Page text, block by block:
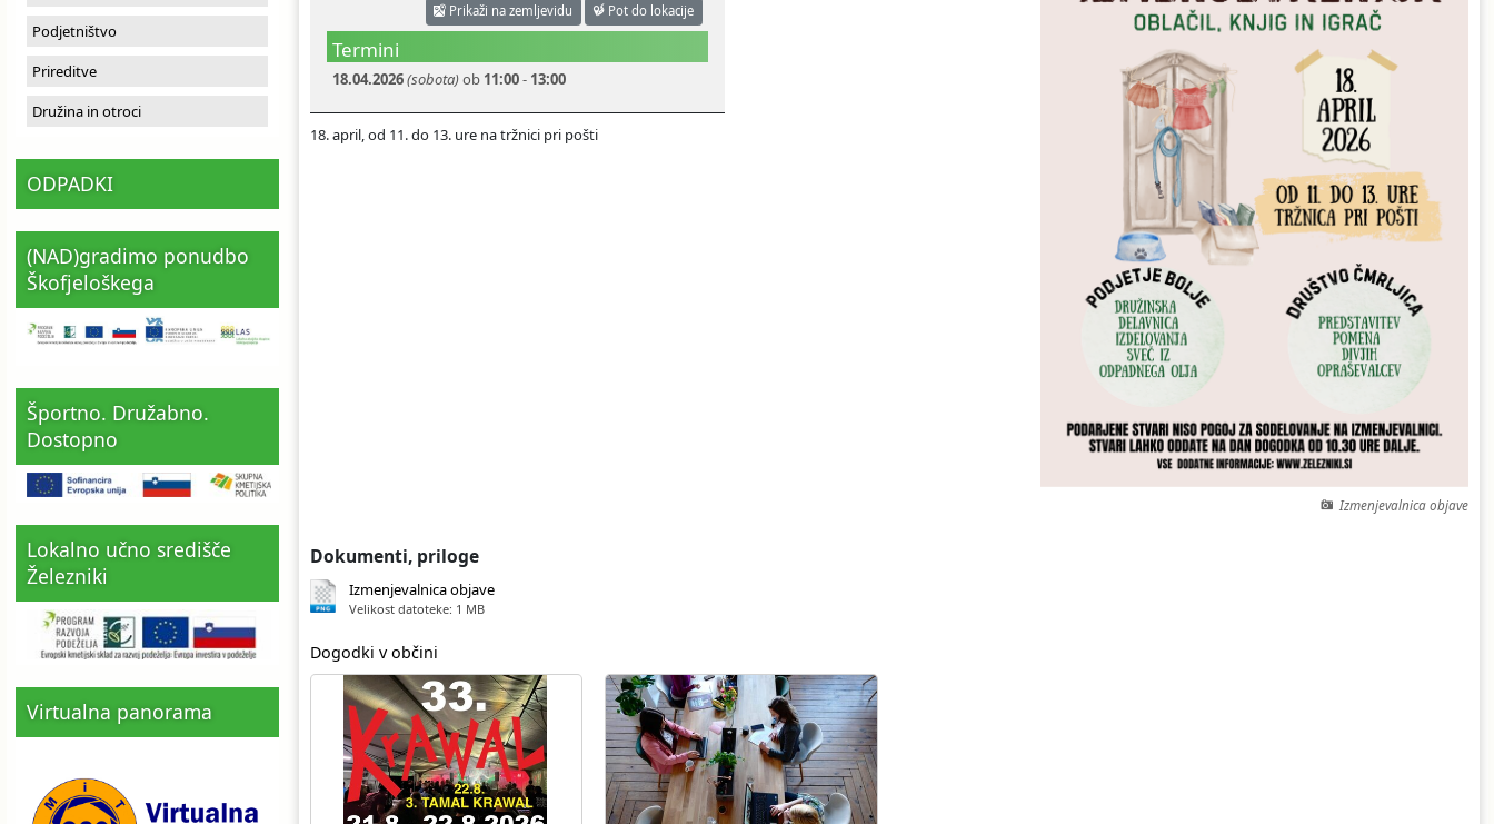
Izmenjevalnica objave
Prikaži na zemljevidu Pot do lokacije
Termini
18.04.2026(sobota)ob 11:00- 13:00
18. april, od 11. do 13. ure na tržnici pri pošti
Dokumenti, priloge
Izmenjevalnica objave
Velikost datoteke: 1 MB
Dogodki v občini
Podjetništvo
Prireditve
Družina in otroci
ODPADKI
(NAD)gradimo ponudbo
Škofjeloškega
Športno. Družabno.
Dostopno
Lokalno učno središče
Železniki
Virtualna panorama
Ceniki
Katalog informacij javnega značaja
Proračun občine
Uradni dokumenti in povezave